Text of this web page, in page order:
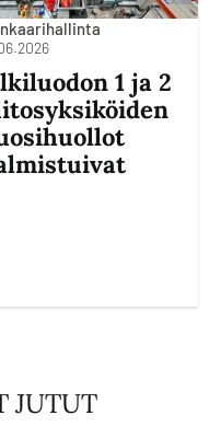
1 ja 2
JUTUT